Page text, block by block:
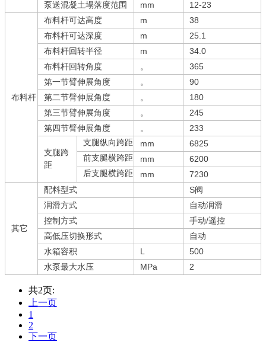
泵送混凝土塌落度范围 mm 12-23
布料杆
布料杆可达高度 m
38
布料杆可达深度
m
25.1
布料杆回转半径
m
34.0
布料杆回转角度
。
365
第一节臂伸展角度
。
90
第二节臂伸展角度
。
180
第三节臂伸展角度
。
245
第四节臂伸展角度
。 233
支腿跨
距
支腿纵向跨距 mm
6825
前支腿横跨距
mm
6200
后支腿横跨距
mm 7230
其它
配料型式
S阀
润滑方式
自动润滑
控制方式
手动/遥控
高低压切换形式
自动
水箱容积
L
500
水泵最大水压
MPa 2
共2页:
上一页
1
2
下一页